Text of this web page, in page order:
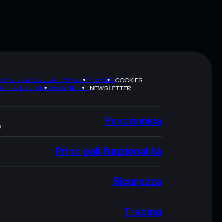
SULLA PRIVACYTERMSCOOKIES
DEL SITOBRAND KITNEWSLETTER
Panoramica
Principali funzionalità
Sicurezza
Trading